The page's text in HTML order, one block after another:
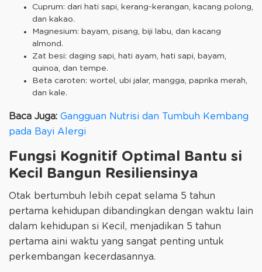
Cuprum: dari hati sapi, kerang-kerangan, kacang polong,
dan kakao.
Magnesium: bayam, pisang, biji labu, dan kacang
almond.
Zat besi: daging sapi, hati ayam, hati sapi, bayam,
quinoa, dan tempe.
Beta caroten: wortel, ubi jalar, mangga, paprika merah,
dan kale.
Baca Juga: Gangguan Nutrisi dan Tumbuh Kembang
pada Bayi Alergi
Fungsi Kognitif Optimal Bantu si
Kecil Bangun Resiliensinya
Otak bertumbuh lebih cepat selama 5 tahun
pertama kehidupan dibandingkan dengan waktu lain
dalam kehidupan si Kecil, menjadikan 5 tahun
pertama aini waktu yang sangat penting untuk
perkembangan kecerdasannya.